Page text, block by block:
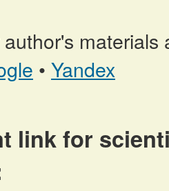
materials
• Yandex
link for